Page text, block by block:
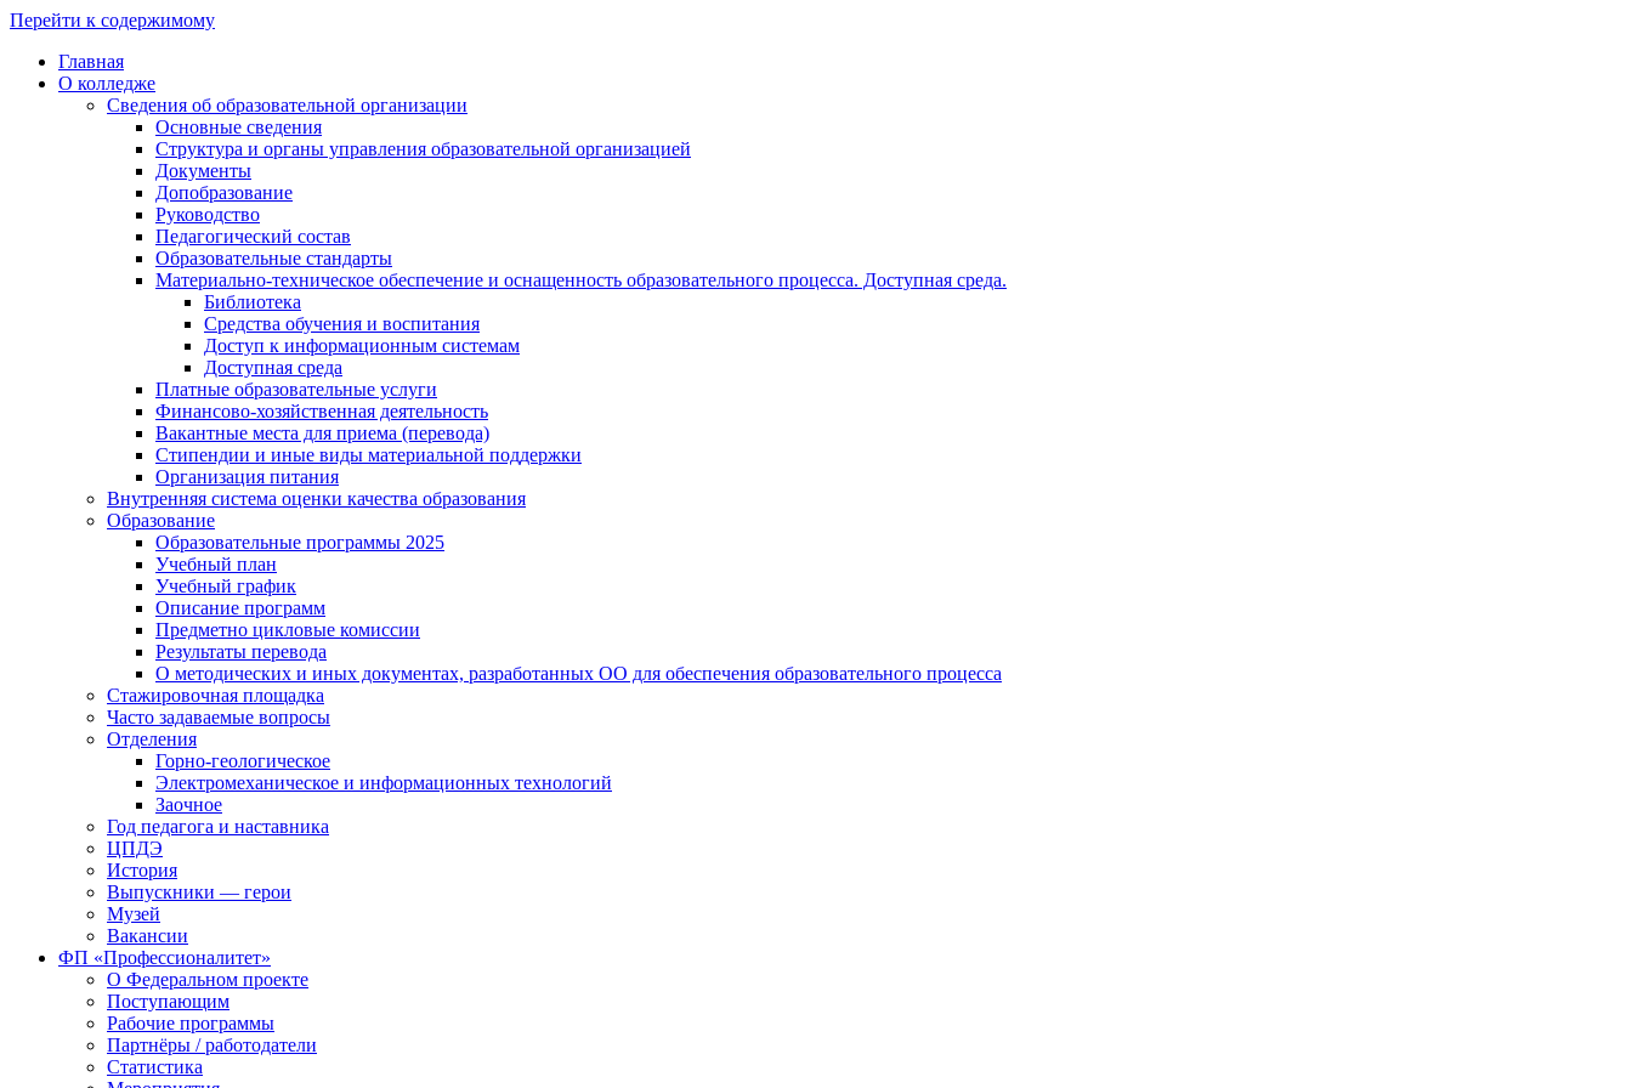
Перейти к содержимому
Главная
О колледже
Сведения об образовательной организации
Основные сведения
Структура и органы управления образовательной организацией
Документы
Допобразование
Руководство
Педагогический состав
Образовательные стандарты
Материально-техническое обеспечение и оснащенность образовательного процесса. Доступная среда.
Библиотека
Средства обучения и воспитания
Доступ к информационным системам
Доступная среда
Платные образовательные услуги
Финансово-хозяйственная деятельность
Вакантные места для приема (перевода)
Стипендии и иные виды материальной поддержки
Организация питания
Внутренняя система оценки качества образования
Образование
Образовательные программы 2025
Учебный план
Учебный график
Описание программ
Предметно цикловые комиссии
Результаты перевода
О методических и иных документах, разработанных ОО для обеспечения образовательного процесса
Стажировочная площадка
Часто задаваемые вопросы
Отделения
Горно-геологическое
Электромеханическое и информационных технологий
Заочное
Год педагога и наставника
ЦПДЭ
История
Выпускники — герои
Музей
Вакансии
ФП «Профессионалитет»
О Федеральном проекте
Поступающим
Рабочие программы
Партнёры / работодатели
Статистика